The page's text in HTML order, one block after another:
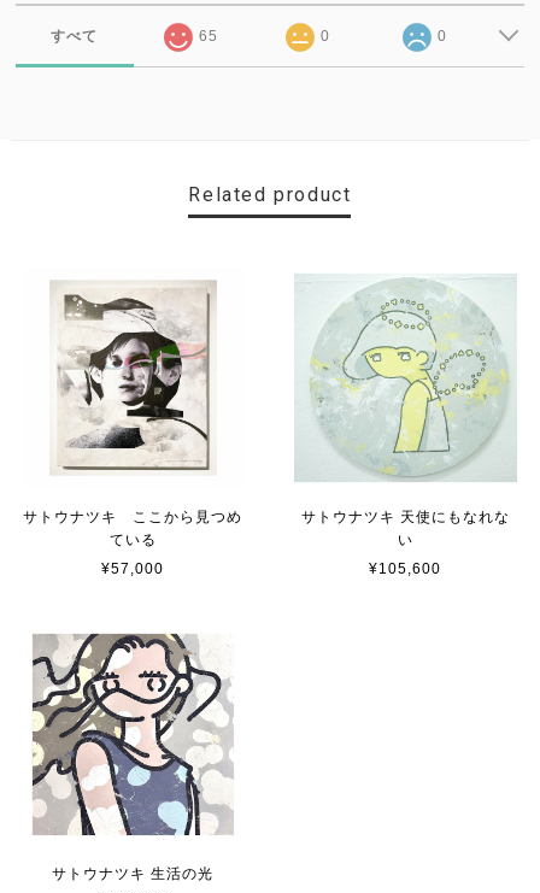
すべて 65 0 0
Related product
サトウナツキ ここから見つめ
ている
¥57,000
サトウナツキ 天使にもなれな
い
¥105,600
サトウナツキ 生活の光